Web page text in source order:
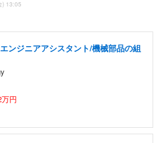
) 13:05
ンジニアアシスタント/機械部品の組
円